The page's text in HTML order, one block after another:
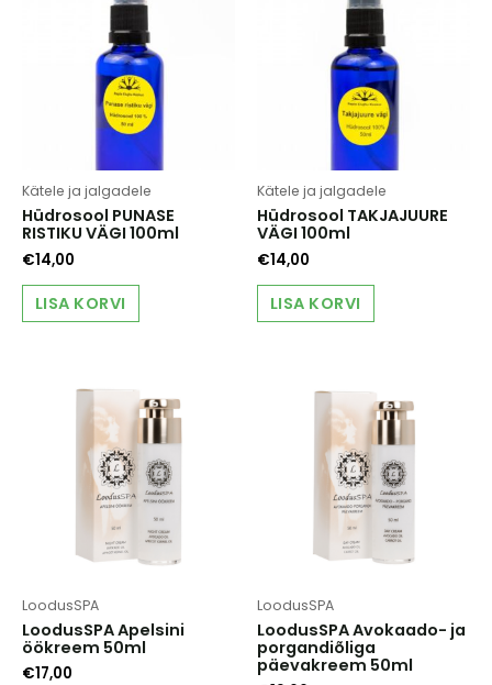
Kätele ja jalgadele
Hüdrosool PUNASE
RISTIKU VÄGI 100ml
€14,00
LISA KORVI
Kätele ja jalgadele
Hüdrosool TAKJAJUURE
VÄGI 100ml
€14,00
LISA KORVI
LoodusSPA
LoodusSPA Apelsini
öökreem 50ml
€17,00
LoodusSPA
LoodusSPA Avokaado- ja
porgandiõliga
päevakreem 50ml